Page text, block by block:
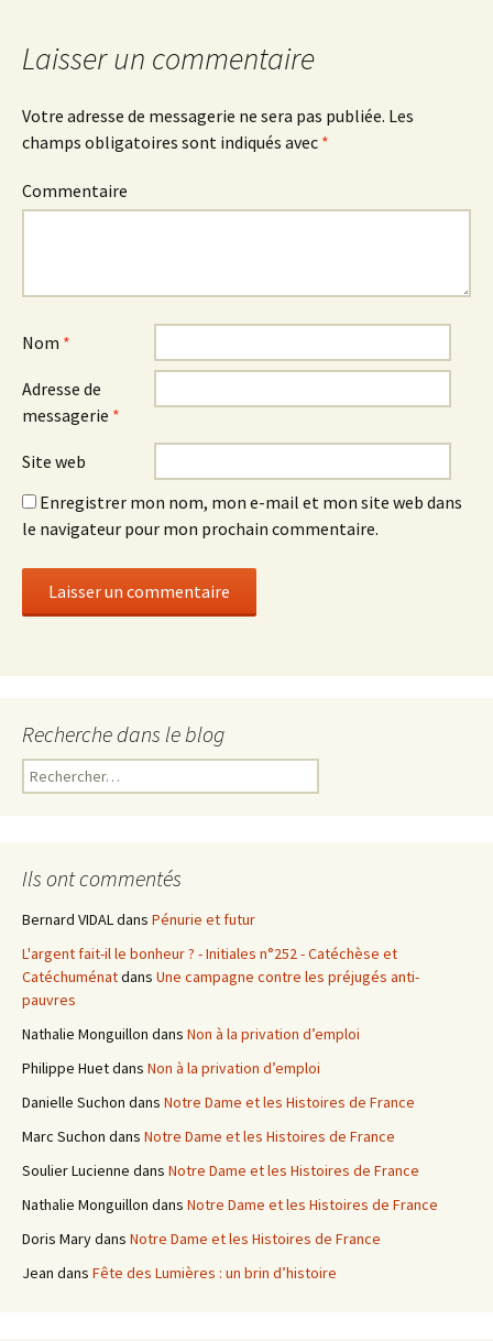
articles
Laisser un commentaire
Votre adresse de messagerie ne sera pas publiée. Les
champs obligatoires sont indiqués avec *
Commentaire
Nom *
Adresse de
messagerie *
Site web
Enregistrer mon nom, mon e-mail et mon site web dans
le navigateur pour mon prochain commentaire.
Recherche dans le blog
R
e
r
h
e
r
Ils ont commentés
Bernard VIDALdans Pénurie et futur
L'argent fait-il le bonheur ? - Initiales n°252 - Catéchèse et
Catéchuménatdans Une campagne contre les préjugés anti-
pauvres
Nathalie Monguillon dans Non à la privation d’emploi
Philippe Huetdans Non à la privation d’emploi
Danielle Suchon dans Notre Dame et les Histoires de France
Marc Suchon dans Notre Dame et les Histoires de France
Soulier Lucienne dans Notre Dame et les Histoires de France
Nathalie Monguillon dans Notre Dame et les Histoires de France
Doris Marydans Notre Dame et les Histoires de France
Jean dans Fête des Lumières : un brin d’histoire